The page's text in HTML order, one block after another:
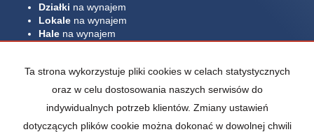
Działki na wynajem
Lokale na wynajem
Hale na wynajem
Mieszkaniana sprzedaż
Działkina sprzedaż
Lokalena sprzedaż
Halena sprzedaż
Ta strona wykorzystuje pliki cookies w celach statystycznych
oraz w celu dostosowania naszych serwisów do
indywidualnych potrzeb klientów. Zmiany ustawień
dotyczących plików cookie można dokonać w dowolnej chwili